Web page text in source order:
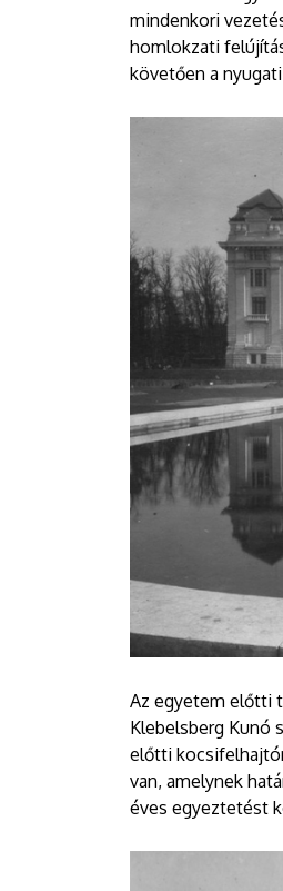
EGYETEMmindenkori
homlokzati
követően a
Az egyetem előtti
Klebelsberg Kunó
előtti
van, amelynek
éves egyeztetést